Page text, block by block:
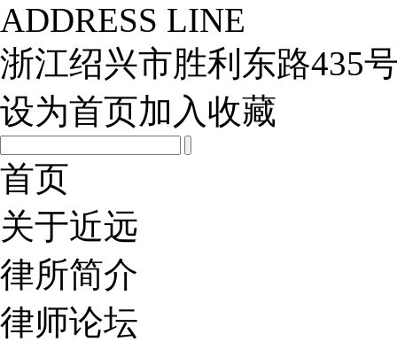
ADDRESS LINE
浙江绍兴市胜利东路435
设为首页加入收藏
首页
关于近远
律所简介
律师论坛